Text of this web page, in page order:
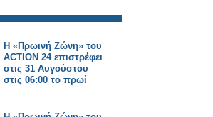
Η «Πρωινή Ζώνη» του
ACTION 24 επιστρέφει
στις 31 Αυγούστου
στις 06:00 το πρωί